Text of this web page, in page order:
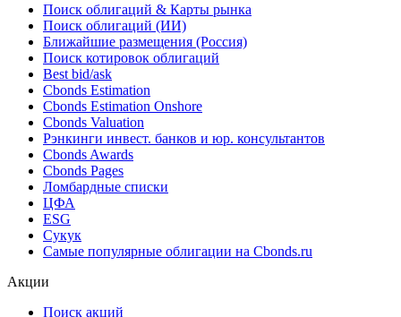
Поиск облигаций & Карты рынка
Поиск облигаций (ИИ)
Ближайшие размещения (Россия)
Поиск котировок облигаций
Best bid/ask
Cbonds Estimation
Cbonds Estimation Onshore
Cbonds Valuation
Рэнкинги инвест. банков и юр. консультантов
Cbonds Awards
Cbonds Pages
Ломбардные списки
ЦФА
ESG
Сукук
Самые популярные облигации на Cbonds.ru
Акции
Поиск акций